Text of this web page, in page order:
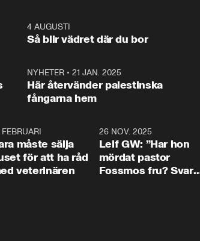
och Makten.
– Vi ställer upp i val. Ska vi
vara med så sitter vi förstås
1:064 AUGUSTI
Så blir vädret där du bor
NYHETER •21 JAN. 2025
Här återvänder palestinska
fångarna hem
FEBRUARI
måste sälja
för att ha råd
veterinären
26 NOV. 2025
Leif GW: ”Har hon
mördat pastor
Fossmos fru? Svar